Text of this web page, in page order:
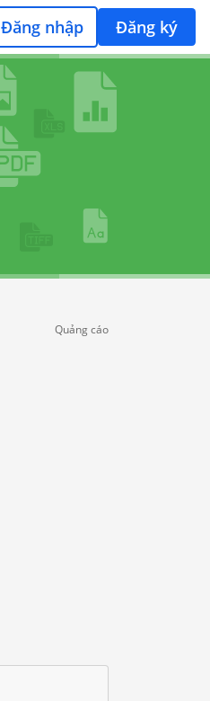
Đăng nhập Đăng ký
Quảng cáo